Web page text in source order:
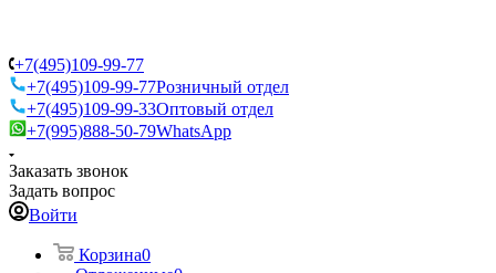
+7(495)109-99-77
+7(495)109-99-77Розничный отдел
+7(495)109-99-33Оптовый отдел
+7(995)888-50-79WhatsApp
Заказать звонок
Задать вопрос
Войти
Корзина0